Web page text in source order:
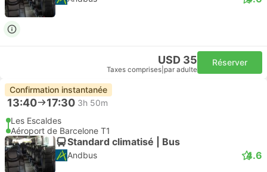
USD 35
Taxes comprises par adulte
Réserver
Confirmation instantanée
13:40 17:30 3h 50m
Les Escaldes
Aéroport de Barcelone T1
Standard climatisé | Bus
Andbus 4.6